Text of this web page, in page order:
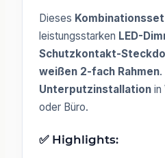
Dieses Kombinationsset
leistungsstarken LED-
Schutzkontakt-
weißen 2-fach Rahmen
Unterputzinstallation in
oder Büro.
✅ Highlights: